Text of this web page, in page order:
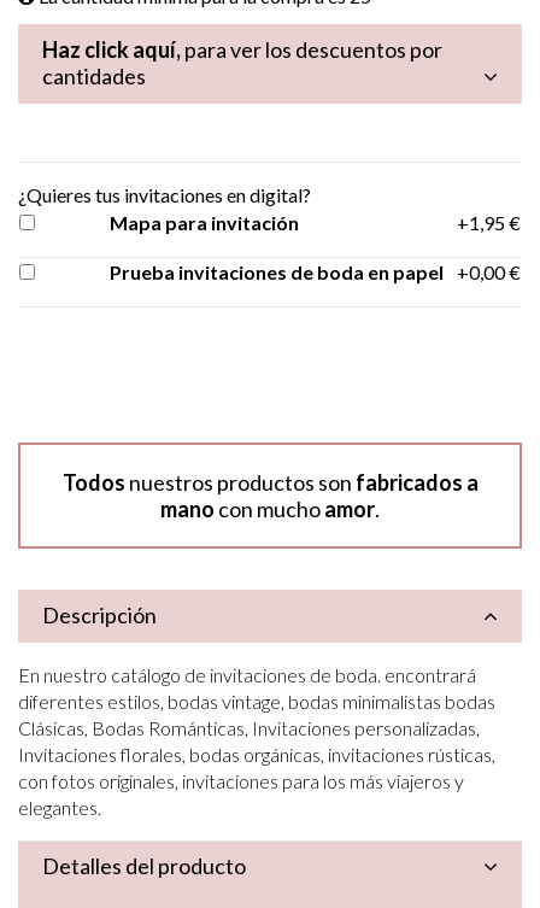
Haz click aquí,para ver los descuentos por
cantidades
¿Quieres tus invitaciones en digital?
Mapa para invitación
+1,95 €
Prueba invitaciones de boda en papel +0,00 €
Todos nuestros productos son fabricados a
mano con muchoamor.
Descripción
En nuestro catálogo de invitaciones de boda. encontrará
diferentes estilos, bodas vintage, bodas minimalistas bodas
Clásicas, Bodas Románticas, Invitaciones personalizadas,
Invitaciones florales, bodas orgánicas, invitaciones rústicas,
con fotos originales, invitaciones para los más viajeros y
elegantes.
Detalles del producto